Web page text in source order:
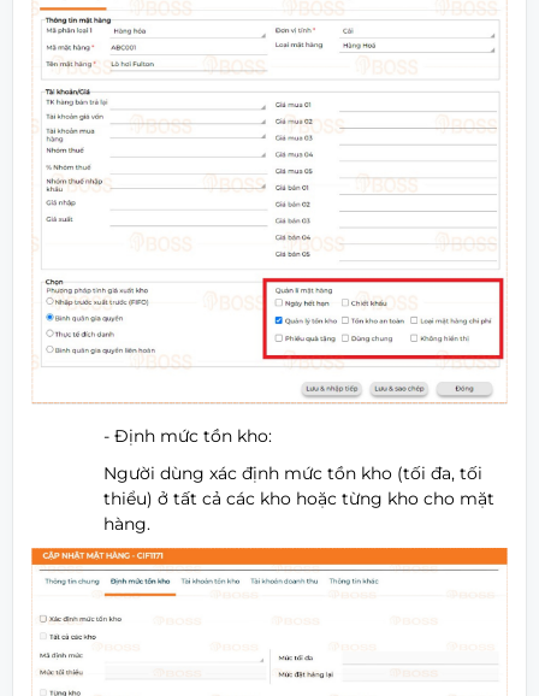
- Định mức tồn kho:
Người dùng xác định mức tồn kho (tối đa, tối
thiểu) ở tất cả các kho hoặc từng kho cho mặt
hàng.